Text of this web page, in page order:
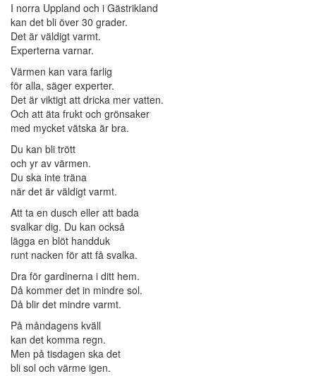
I norra Uppland och i Gästrikland
kan det bli över 30 grader.
Det är väldigt varmt.
Experterna varnar.
Värmen kan vara farlig
för alla, säger experter.
Det är viktigt att dricka mer vatten.
Och att äta frukt och grönsaker
med mycket vätska är bra.
Du kan bli trött
och yr av värmen.
Du ska inte träna
när det är väldigt varmt.
Att ta en dusch eller att bada
svalkar dig. Du kan också
lägga en blöt handduk
runt nacken för att få svalka.
Dra för gardinerna i ditt hem.
Då kommer det in mindre sol.
Då blir det mindre varmt.
På måndagens kväll
kan det komma regn.
Men på tisdagen ska det
bli sol och värme igen.